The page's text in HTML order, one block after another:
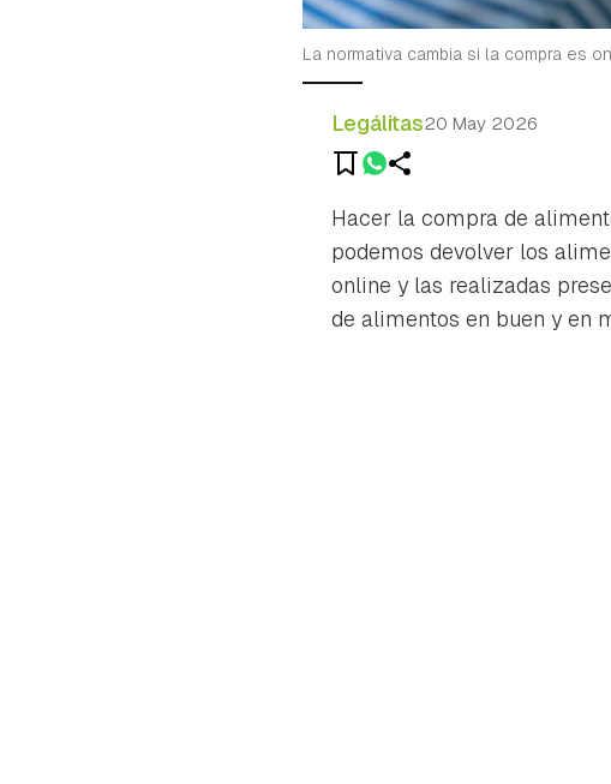
La normativa cambia si la compra es
Legálitas20 May 2026
Hacer la compra de
podemos devolver los
online y las realizadas
de alimentos en buen y en